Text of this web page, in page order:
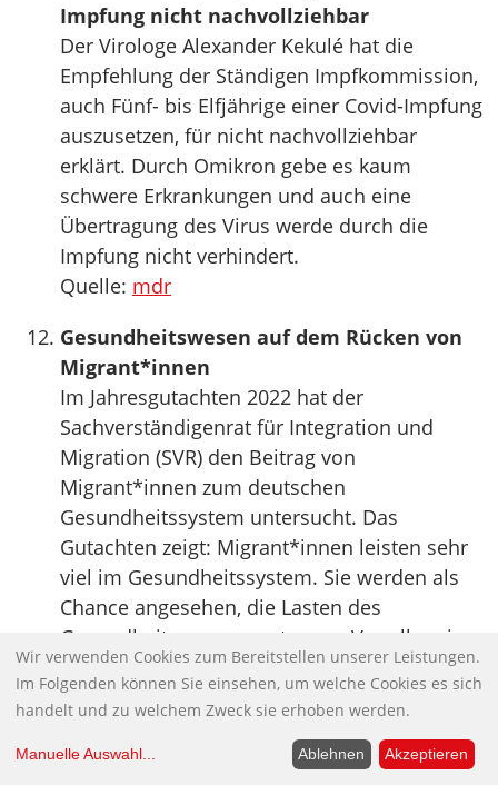
Impfung nicht nachvollziehbar
Der Virologe Alexander Kekulé hat die
Empfehlung der Ständigen Impfkommission,
auch Fünf- bis Elfjährige einer Covid-Impfung
auszusetzen, für nicht nachvollziehbar
erklärt. Durch Omikron gebe es kaum
schwere Erkrankungen und auch eine
Übertragung des Virus werde durch die
Impfung nicht verhindert.
Quelle: mdr
Gesundheitswesen auf dem Rücken von
Migrant*innen
Im Jahresgutachten 2022 hat der
Sachverständigenrat für Integration und
Migration (SVR) den Beitrag von
Migrant*innen zum deutschen
Gesundheitssystem untersucht. Das
Gutachten zeigt: Migrant*innen leisten sehr
viel im Gesundheitssystem. Sie werden als
Chance angesehen, die Lasten des
Gesundheitswesens zu tragen. Vor allem in
Pflegeberufen aber, in denen zahlreiche
Migrant*innen tätig sind, sind sie überlastet
Als Patientinnen und Patienten begegnen
Wir verwenden Cookies zum Bereitstellen unserer Leistungen.
Im Folgenden können Sie einsehen, um welche Cookies es sich
handelt und zu welchem Zweck sie erhoben werden.
Manuelle Auswahl... Ablehnen Akzeptieren